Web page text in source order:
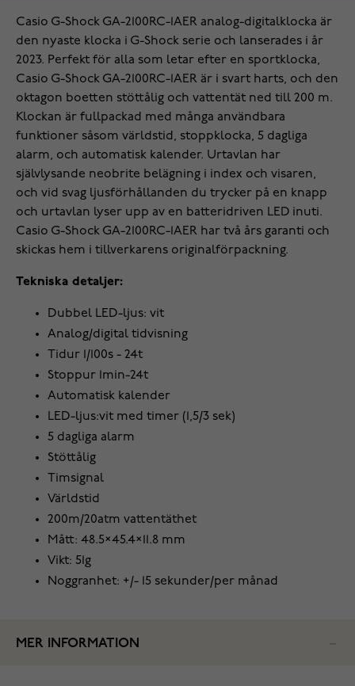
Casio G-Shock GA-2100RC-1AER analog-digitalklocka är
den nyaste klocka i G-Shock serie och lanserades i år
2023. Perfekt för alla som letar efter en sportklocka,
Casio G-Shock GA-2100RC-1AER är i svart harts, och den
oktagon boetten stöttålig och vattentät ned till 200 m.
Klockan är fullpackad med många användbara
funktioner såsom världstid, stoppklocka, 5 dagliga
alarm, och automatisk kalender. Urtavlan har
självlysande neobrite belägning i index och visaren,
och vid svag ljusförhållanden du trycker på en knapp
och urtavlan lyser upp av en batteridriven LED inuti.
Casio G-Shock GA-2100RC-1AER har två års garanti och
skickas hem i tillverkarens originalförpackning.
Tekniska detaljer:
Dubbel LED-ljus: vit
Analog/digital tidvisning
Tidur 1/100s - 24t
Stoppur 1min-24t
Automatisk kalender
LED-ljus:vit med timer (1,5/3 sek)
5 dagliga alarm
Stöttålig
Timsignal
Världstid
200m/20atm vattentäthet
Mått: 48.5×45.4×11.8 mm
Vikt: 51g
Noggranhet: +/- 15 sekunder/per månad
MER INFORMATION